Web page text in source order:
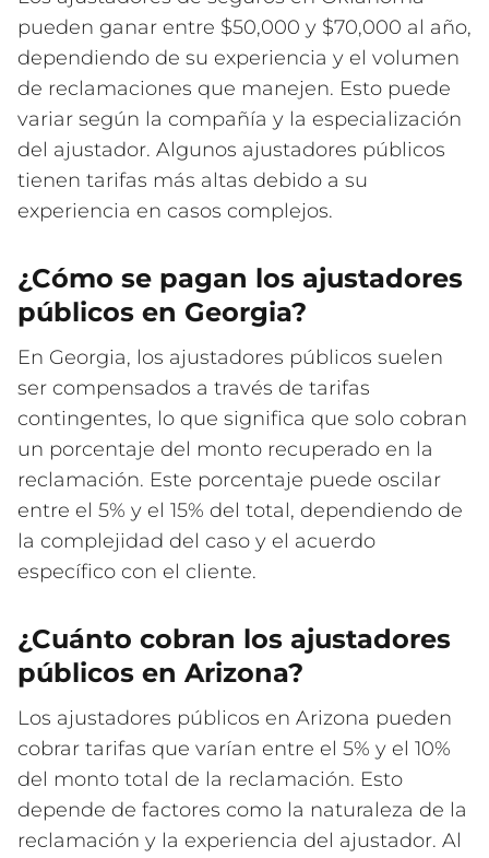
pueden ganar entre $50,000 y $70,000 al año,
dependiendo de su experiencia y el volumen
de reclamaciones que manejen. Esto puede
variar según la compañía y la especialización
del ajustador. Algunos ajustadores públicos
tienen tarifas más altas debido a su
experiencia en casos complejos.
¿Cómo se pagan los ajustadores
públicos en Georgia?
En Georgia, los ajustadores públicos suelen
ser compensados a través de tarifas
contingentes, lo que significa que solo cobran
un porcentaje del monto recuperado en la
reclamación. Este porcentaje puede oscilar
entre el 5% y el 15% del total, dependiendo de
la complejidad del caso y el acuerdo
específico con el cliente.
¿Cuánto cobran los ajustadores
públicos en Arizona?
Los ajustadores públicos en Arizona pueden
cobrar tarifas que varían entre el 5% y el 10%
del monto total de la reclamación. Esto
depende de factores como la naturaleza de la
reclamación y la experiencia del ajustador. Al